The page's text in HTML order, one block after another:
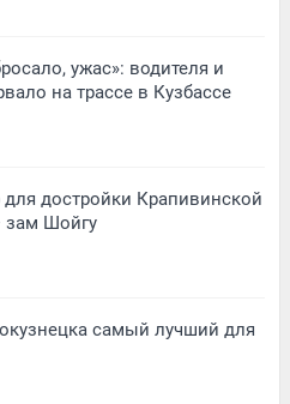
ужас»: водителя и
на трассе в Кузбассе
достройки Крапивинской
зам Шойгу
самый лучший для